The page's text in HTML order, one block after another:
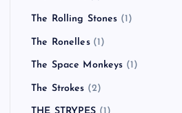
The Rolling Stones (1)
The Ronelles(1)
The Space Monkeys (1)
The Strokes (2)